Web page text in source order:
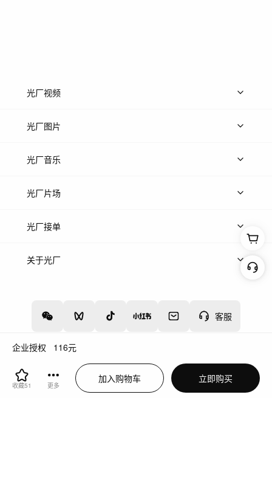
企业授权 116元
收藏51 更多
加入购物车 立即购买
客服
光厂视频
上传视频
光厂图片
上传图片
光厂音乐
热门音乐
光厂片场
上传案例
光厂接单
上架服务
关于光厂
增值电信业务经营许可证：川B2-20160192
蜀ICP备12020238号-4
川公网安备51019002000262
违法和不良信息举报中心